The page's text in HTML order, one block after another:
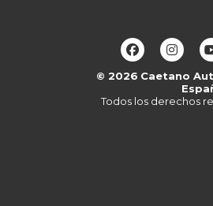
© 2026 Caetano
Todos los derechos